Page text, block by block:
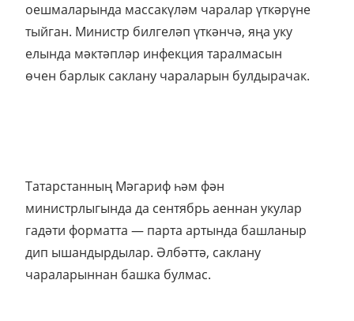
оешмаларында массакүләм чаралар үткәрүне
тыйган. Министр билгеләп үткәнчә, яңа уку
елында мәктәпләр инфекция таралмасын
өчен барлык саклану чараларын булдырачак.
Татарстанның Мәгариф һәм фән
министрлыгында да сентябрь аеннан укулар
гадәти форматта — парта артында башланыр
дип ышандырдылар. Әлбәттә, саклану
чараларыннан башка булмас.